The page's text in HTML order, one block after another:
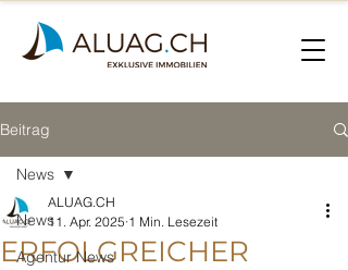
Beitrag
News
Agentur News
News
ERFOLGREICHER
ALUAG.CH
11. Apr. 2025 1 Min. Lesezeit